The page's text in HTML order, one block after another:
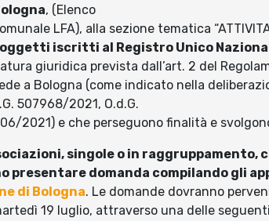
, (Elenco
LFA), alla sezione tematica
iscritti al Registro Unico
giuridica prevista dall’art. 2 del
a Bologna (come indicato nella
507968/2021, O.d.G.
2021) e che perseguono finalità e
singole o in
presentare domanda compilando gli
di Bologna. Le domande dovranno
19 luglio, attraverso una delle